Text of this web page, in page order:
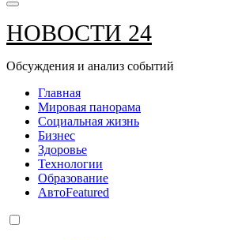
НОВОСТИ 24
Обсуждения и анализ событий
Главная
Мировая панорама
Социальная жизнь
Бизнес
Здоровье
Технологии
Образование
АвтоFeatured